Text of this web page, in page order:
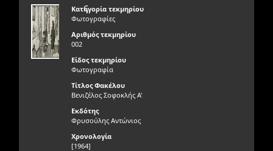
ς
Κατηγορία τεκμηρίου
Φωτογραφίες
Αριθμός τεκμηρίου
002
Είδος τεκμηρίου
Φωτογραφία
Τίτλος Φακέλου
Βενιζέλος Σοφοκλής Α'
Εκδότης
Φρυσούλης Αντώνιος
Χρονολογία
[1964]